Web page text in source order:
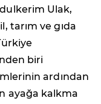
Ulak,
tarım ve gıda
biri
ardından
ayağa kalkma